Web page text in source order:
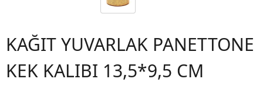
KAĞIT YUVARLAK PANETTONE
KEK KALIBI 13,5*9,5 CM